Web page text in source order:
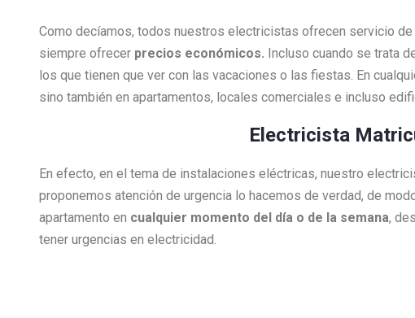
Como decíamos, todos nuestros electricistas ofrecen servicio de
siempre ofrecer precios económicos. Incluso cuando se trata
los que tienen que ver con las vacaciones o las fiestas. En
sino también en apartamentos, locales comerciales e incluso
Electricista
En efecto, en el tema de instalaciones eléctricas, nuestro
proponemos atención de urgencia lo hacemos de verdad, de
apartamento en cualquier momento del día o de la semana,
tener urgencias en electricidad.